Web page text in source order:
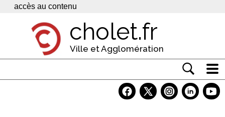
Panneau de gestion des cookies
accès au contenu
cholet.fr
Ville et Agglomération